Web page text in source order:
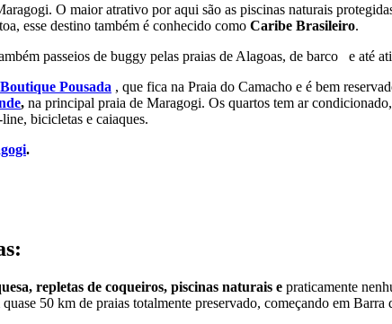
O maior atrativo por aqui são as piscinas naturais
esse destino também é conhecido como Caribe Brasileiro.
passeios de buggy pelas praias de Alagoas, de barco e até
Pousada , que fica na Praia do Camacho e é bem
, na principal praia de Maragogi. Os quartos tem ar
bicicletas e caiaques.
.
:
repletas de coqueiros, piscinas naturais e praticamente
50 km de praias totalmente preservado, começando em